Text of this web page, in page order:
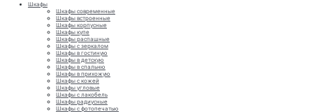
Шкафы
Шкафы современные
Шкафы встроенные
Шкафы корпусные
Шкафы купе
Шкафы распашные
Шкафы с зеркалом
Шкафы в гостиную
Шкафы в детскую
Шкафы в спальню
Шкафы в прихожую
Шкафы с кожей
Шкафы угловые
Шкафы с лакобель
Шкафы радиусные
Шкафы с фотопечатью